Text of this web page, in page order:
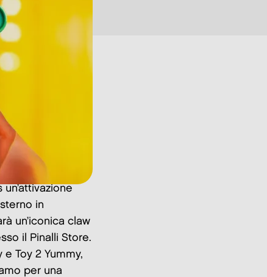
in
un’iconica claw
il Pinalli Store.
Toy 2 Yummy,
per una